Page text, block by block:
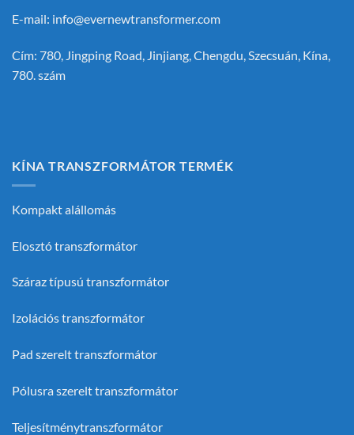
E-mail: info@evernewtransformer.com
Cím: 780, Jingping Road, Jinjiang, Chengdu, Szecsuán, Kína,
780. szám
KÍNA TRANSZFORMÁTOR TERMÉK
Kompakt alállomás
Elosztó transzformátor
Száraz típusú transzformátor
Izolációs transzformátor
Pad szerelt transzformátor
Pólusra szerelt transzformátor
Teljesítménytranszformátor